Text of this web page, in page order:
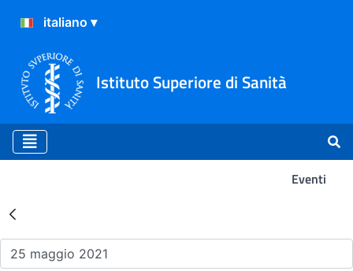
Istituto Superiore di Sanità
Eventi
Risultati della Ricerca -